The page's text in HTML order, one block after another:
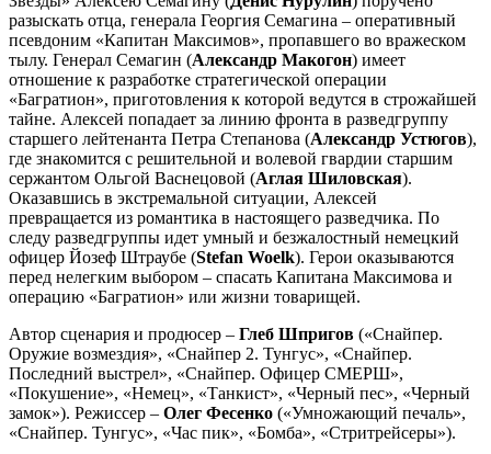
разыскать отца, генерала Георгия Семагина – оперативный
псевдоним «Капитан Максимов», пропавшего во вражеском
тылу. Генерал Семагин (Александр Макогон) имеет
отношение к разработке стратегической операции
«Багратион», приготовления к которой ведутся в строжайшей
тайне. Алексей попадает за линию фронта в разведгруппу
старшего лейтенанта Петра Степанова (Александр Устюгов),
где знакомится с решительной и волевой гвардии старшим
сержантом Ольгой Васнецовой (Аглая Шиловская).
Оказавшись в экстремальной ситуации, Алексей
превращается из романтика в настоящего разведчика. По
следу разведгруппы идет умный и безжалостный немецкий
офицер Йозеф Штраубе (Stefan Woelk). Герои оказываются
перед нелегким выбором – спасать Капитана Максимова и
операцию «Багратион» или жизни товарищей.
Автор сценария и продюсер – Глеб Шпригов («Снайпер.
Оружие возмездия», «Снайпер 2. Тунгус», «Снайпер.
Последний выстрел», «Снайпер. Офицер СМЕРШ»,
«Покушение», «Немец», «Танкист», «Черный пес», «Черный
замок»). Режиссер – Олег Фесенко («Умножающий печаль»,
«Снайпер. Тунгус», «Час пик», «Бомба», «Стритрейсеры»).